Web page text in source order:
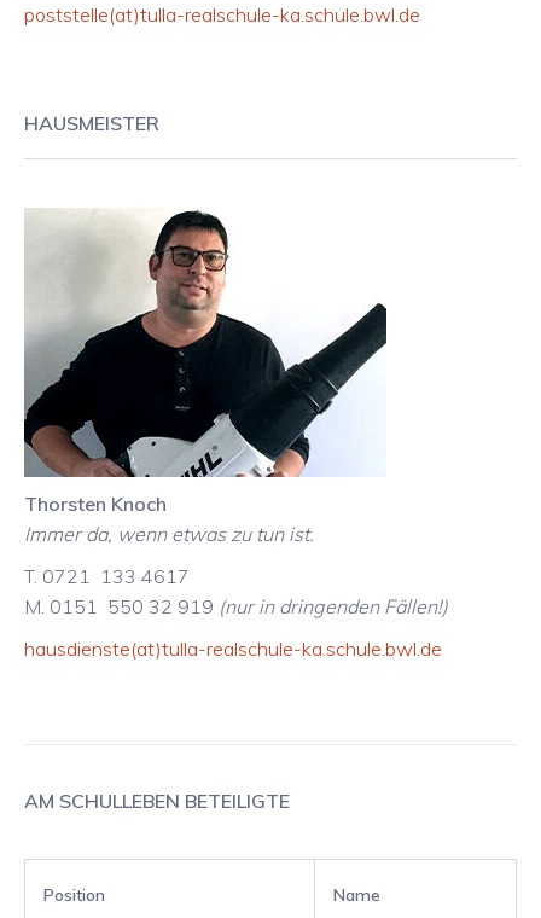
poststelle(at)tulla-realschule-ka.schule.bwl.de
HAUSMEISTER
Thorsten Knoch
Immer da, wenn etwas zu tun ist.
T. 0721 133 4617
M. 0151 550 32 919 (nur in dringenden Fällen!)
hausdienste(at)tulla-realschule-ka.schule.bwl.de
AM SCHULLEBEN BETEILIGTE
Position Name